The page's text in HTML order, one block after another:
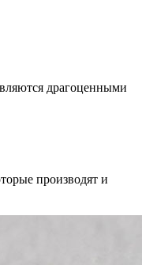
драгоценными
производят и